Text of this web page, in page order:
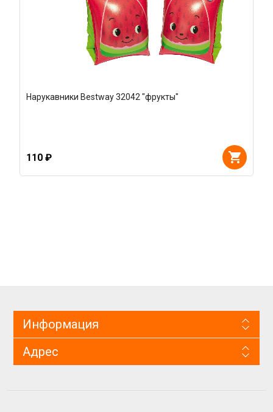
Нарукавники Bestway 32042 "фрукты"
110 ₽
Информация
Адрес